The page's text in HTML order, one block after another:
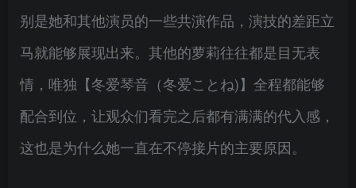
别是她和其他演员的一些共演作品，演技的差距立
马就能够展现出来。其他的萝莉往往都是目无表
情，唯独【冬爱琴音（冬爱ことね)】全程都能够
配合到位，让观众们看完之后都有满满的代入感，
这也是为什么她一直在不停接片的主要原因。